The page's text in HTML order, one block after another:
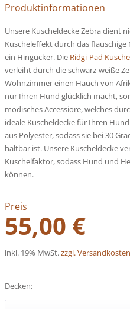
Produktinformationen
Unsere Kuscheldecke Zebra dient
Kuscheleffekt durch das
ein Hingucker. Die Ridgi-Pad
verleiht durch die schwarz-weiße
Wohnzimmer einen Hauch von
nur Ihren Hund glücklich macht,
modisches Accessiore, welches
ideale Kuscheldecke für Ihren
aus Polyester, sodass sie bei 30
haltbar ist. Unsere Kuscheldecke
Kuschelfaktor, sodass Hund und
können.
Preis
55,00 €
inkl. 19% MwSt.zzgl. Versandkosten
Decken: